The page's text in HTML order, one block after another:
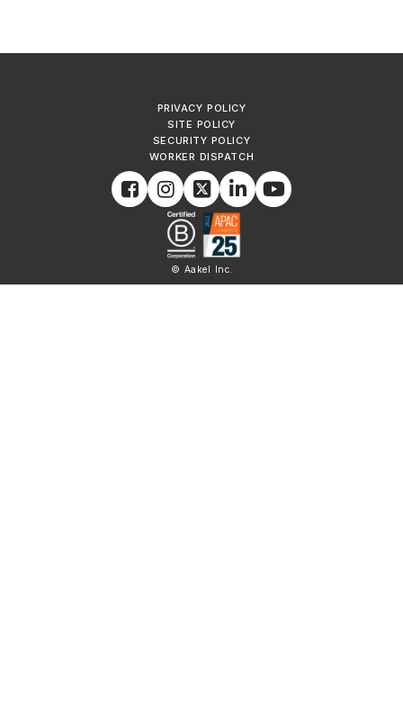
PRIVACY POLICY
SITE POLICY
SECURITY POLICY
WORKER DISPATCH
© Aakel Inc.